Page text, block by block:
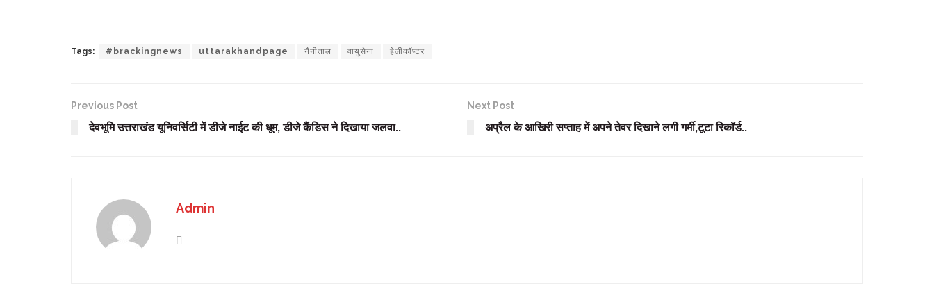
Tags: #brackingnews uttarakhandpage नैनीताल वायुसेना हेलीकॉप्टर
Previous Post
देवभूमि उत्तराखंड यूनिवर्सिटी में डीजे नाईट की धूम, डीजे कैंडिस ने दिखाया जलवा..
Next Post
अप्रैल के आखिरी सप्ताह में अपने तेवर दिखाने लगी गर्मी,टूटा रिकॉर्ड..
Admin